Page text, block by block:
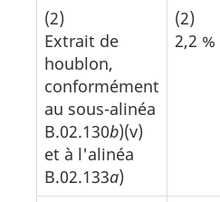
(2)
Extrait de
houblon,
conformément
au sous-alinéa
B.02.130b)(v)
et à l'alinéa
B.02.133a)
(2)
2,2 %